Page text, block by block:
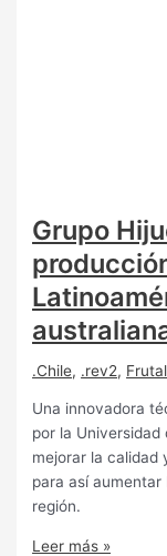
Grupo
.Chile, .rev2,
Una innovadora
por la Universidad
mejorar la calidad
para así
región.
Leer más »